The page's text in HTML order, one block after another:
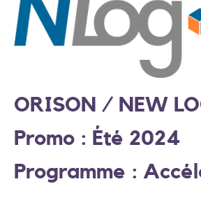
ORISON / NEW
Promo : Été 2024
Programme :